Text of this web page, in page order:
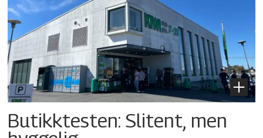
Butikktesten: Slitent, men